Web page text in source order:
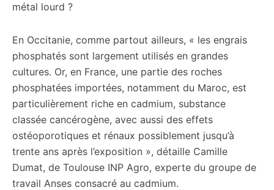
métal lourd ?
En Occitanie, comme partout ailleurs, « les engrais
phosphatés sont largement utilisés en grandes
cultures. Or, en France, une partie des roches
phosphatées importées, notamment du Maroc, est
particulièrement riche en cadmium, substance
classée cancérogène, avec aussi des effets
ostéoporotiques et rénaux possiblement jusqu’à
trente ans après l’exposition », détaille Camille
Dumat, de Toulouse INP Agro, experte du groupe de
travail Anses consacré au cadmium.